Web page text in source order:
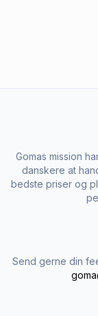
Gomas mission
danskere at
bedste priser og
Send gerne din